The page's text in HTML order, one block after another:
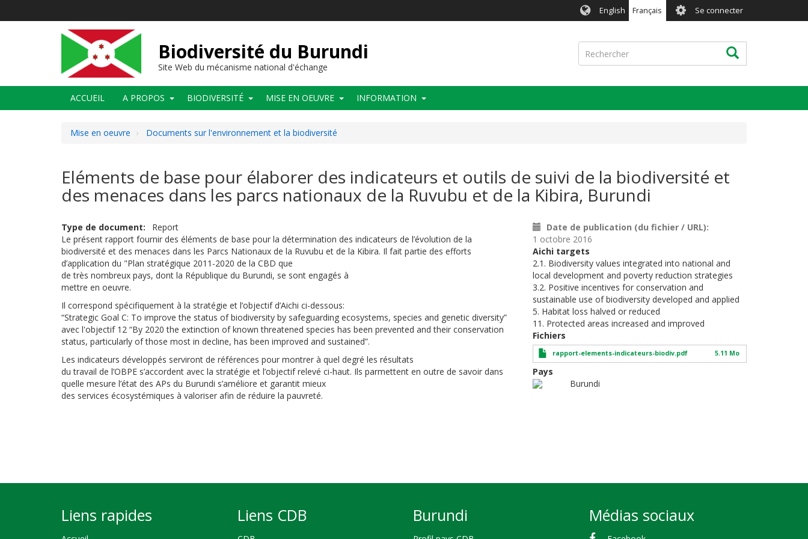
English Français User
account
menu
Se connecter
Biodiversité du Burundi
Site Web du mécanisme national d'échange
Rechercher Rechercher
Main
navigation
ACCUEIL A PROPOS BIODIVERSITÉ MISE EN OEUVRE INFORMATION
Mise en oeuvre Documents sur l'environnement et la biodiversité
Eléments de base pour élaborer des indicateurs et outils de suivi de la biodiversité et
des menaces dans les parcs nationaux de la Ruvubu et de la Kibira, Burundi
Type de document
Report
Le présent rapport fournir des éléments de base pour la détermination des indicateurs de l’évolution de la
biodiversité et des menaces dans les Parcs Nationaux de la Ruvubu et de la Kibira. Il fait partie des efforts
d’application du "Plan stratégique 2011-2020 de la CBD que
de très nombreux pays, dont la République du Burundi, se sont engagés à
mettre en oeuvre.
Il correspond spécifiquement à la stratégie et l’objectif d’Aichi ci-dessous:
“Strategic Goal C: To improve the status of biodiversity by safeguarding ecosystems, species and genetic diversity”
avec l'objectif 12 “By 2020 the extinction of known threatened species has been prevented and their conservation
status, particularly ofthose most in decline, has been improved and sustained”.
Les indicateurs développés serviront de références pour montrer à quel degré les résultats
du travail de l’OBPE s’accordent avec la stratégie et l’objectif relevé ci-haut. Ils parmettent en outre de savoir dans
quelle mesure l’état des APs du Burundi s’améliore et garantit mieux
des services écosystémiques à valoriser afin de réduire la pauvreté.
Date de publication (du fichier / URL)
1 octobre 2016
Aichi targets
2.1. Biodiversity values integrated into national and
local development and poverty reduction strategies
3.2. Positive incentives for conservation and
sustainable use of biodiversity developed and applied
5. Habitat loss halved or reduced
11. Protected areas increased and improved
Fichiers
rapport-elements-indicateurs-biodiv.pdf 5.11 Mo
Pays
Burundi
Liens rapides Liens CDB Burundi Médias sociaux